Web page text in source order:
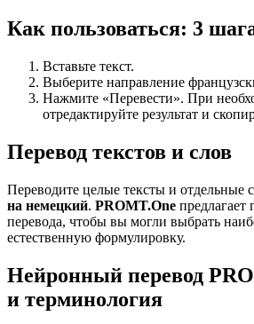
Как пользоваться: 3
Вставьте текст.
Выберите направление
Нажмите «Перевести». При
отредактируйте результат и
Перевод текстов и слов
Переводите целые тексты и отдельные
на немецкий. PROMT.One
перевода, чтобы вы могли выбрать
естественную формулировку.
Нейронный перевод
и терминология